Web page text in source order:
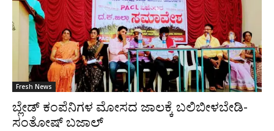
Fresh News
ಬ್ಲೇಡ್ ಕಂಪೆನಿಗಳ ಮೋಸದ ಜಾಲಕ್ಕೆ ಬಲಿಬೀಳಬೇಡಿ-
ಸಂತೋಷ್ ಬಜಾಲ್